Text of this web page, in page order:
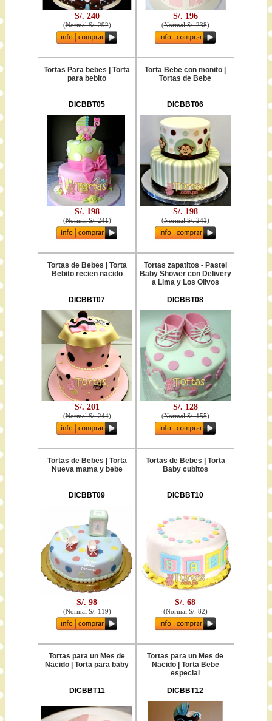
S/. 240
(Normal S/. 292)
S/. 196
(Normal S/. 238)
Tortas Para bebes | Torta
para bebito
DICBBT05
S/. 198
(Normal S/. 241)
Torta Bebe con monito |
Tortas de Bebe
DICBBT06
S/. 198
(Normal S/. 241)
Tortas de Bebes | Torta
Bebito recien nacido
DICBBT07
S/. 201
(Normal S/. 244)
Tortas zapatitos - Pastel
Baby Shower con Delivery
a Lima y Los Olivos
DICBBT08
S/. 128
(Normal S/. 155)
Tortas de Bebes | Torta
Nueva mama y bebe
DICBBT09
S/. 98
(Normal S/. 119)
Tortas de Bebes | Torta
Baby cubitos
DICBBT10
S/. 68
(Normal S/. 82)
Tortas para un Mes de
Nacido | Torta para baby
DICBBT11
Tortas para un Mes de
Nacido | Torta Bebe
especial
DICBBT12